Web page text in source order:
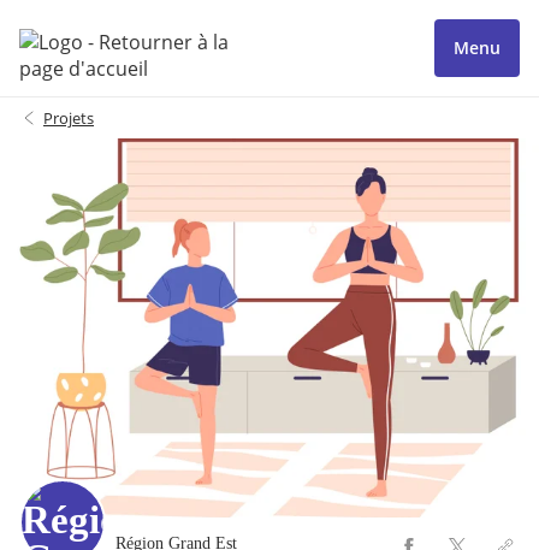
Menu
Projets
Région Grand Est